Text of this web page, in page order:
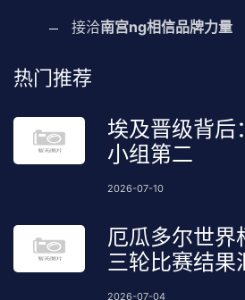
接洽南宫ng相信品牌力量
热门推荐
埃及晋级背后
小组第二
2026-07-10
厄瓜多尔世界
三轮比赛结果
2026-07-04